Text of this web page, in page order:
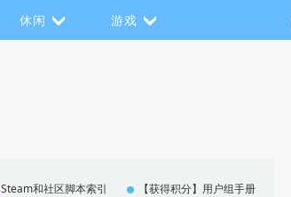
休闲 游戏
Steam和社区脚本索引
【获得积分】用户组手册